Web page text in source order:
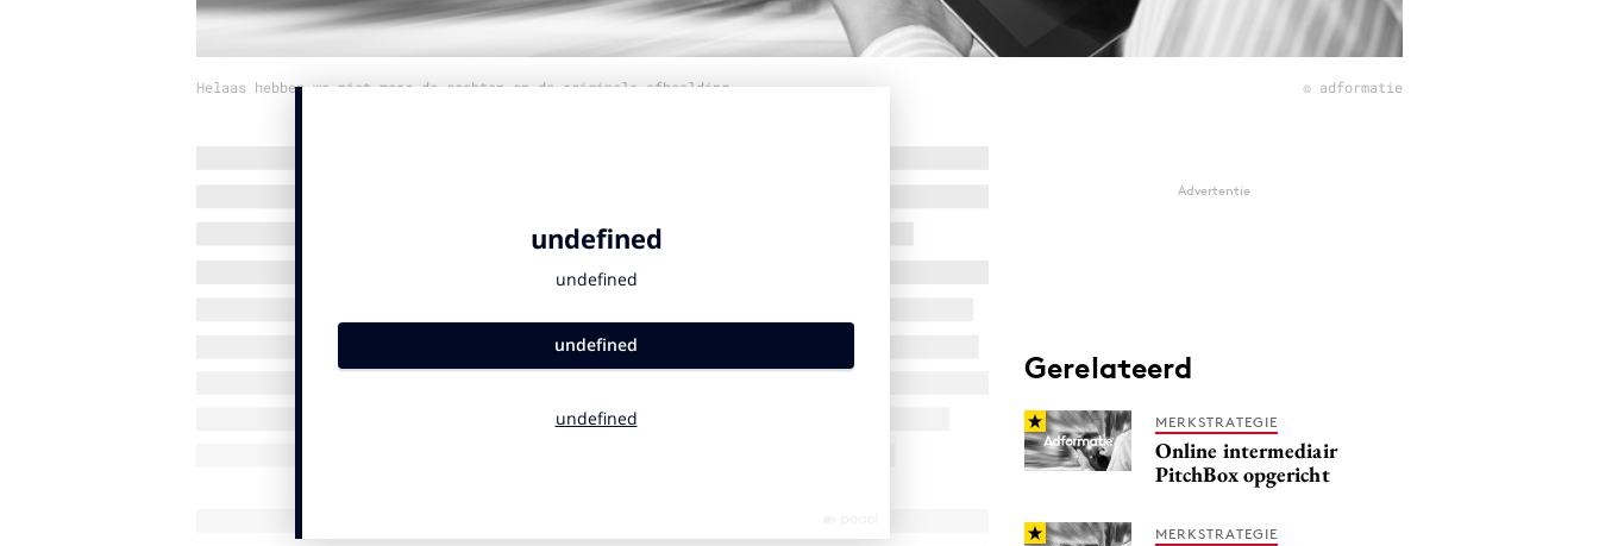
Helaas hebben we niet meer de rechten op de originele afbeelding © adformatie
Advertentie
Gerelateerd
MERKSTRATEGIE
Online intermediair
PitchBox opgericht
MERKSTRATEGIE